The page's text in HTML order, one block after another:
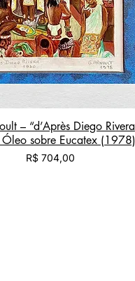
– “d’Après Diego Rivera
sobre Eucatex (1978)
Preço
R$ 704,00